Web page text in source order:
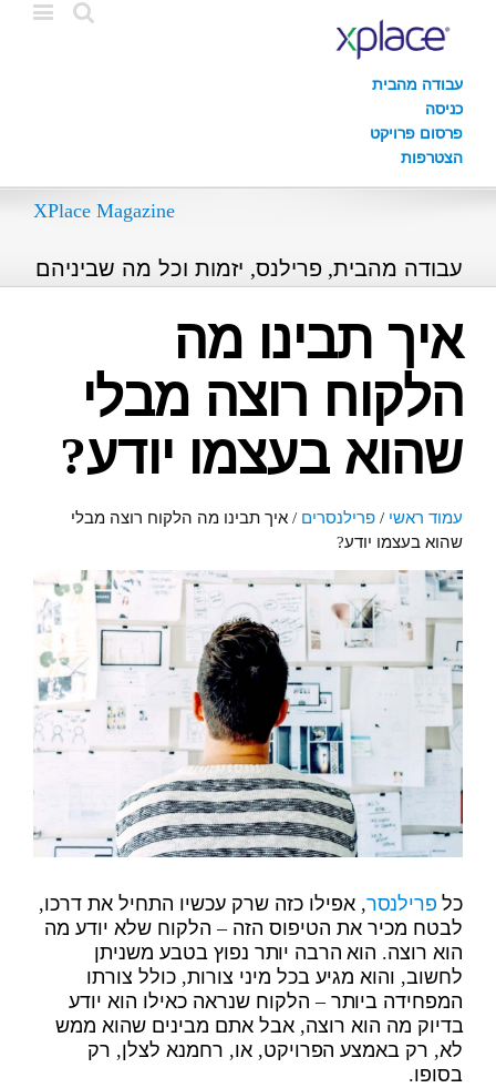
עבודה מהבית
כניסה
פרסום פרויקט
הצטרפות
XPlace Magazine
עבודה מהבית, פרילנס, יזמות וכל מה שביניהם
איך תבינו מה
הלקוח רוצה מבלי
שהוא בעצמו יודע?
עמוד ראשי / פרילנסרים / איך תבינו מה הלקוח רוצה מבלי
שהוא בעצמו יודע?
כל פרילנסר, אפילו כזה שרק עכשיו התחיל את דרכו,
לבטח מכיר את הטיפוס הזה – הלקוח שלא יודע מה
הוא רוצה. הוא הרבה יותר נפוץ בטבע משניתן
לחשוב, והוא מגיע בכל מיני צורות, כולל צורתו
המפחידה ביותר – הלקוח שנראה כאילו הוא יודע
בדיוק מה הוא רוצה, אבל אתם מבינים שהוא ממש
לא, רק באמצע הפרויקט, או, רחמנא לצלן, רק
בסופו.